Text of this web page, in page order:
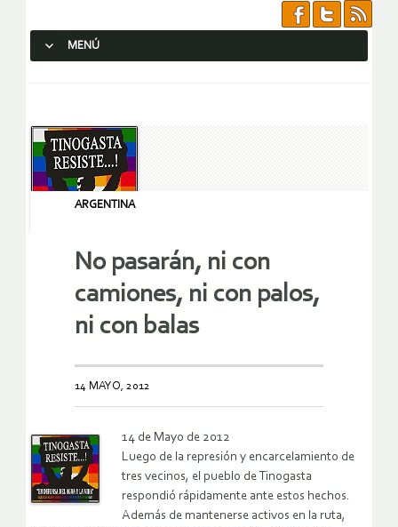
MENÚ
ARGENTINA
No pasarán, ni con
camiones, ni con palos,
ni con balas
14 MAYO, 2012
14 de Mayo de 2012
Luego de la represión y encarcelamiento de
tres vecinos, el pueblo de Tinogasta
respondió rápidamente ante estos hechos.
Además de mantenerse activos en la ruta,